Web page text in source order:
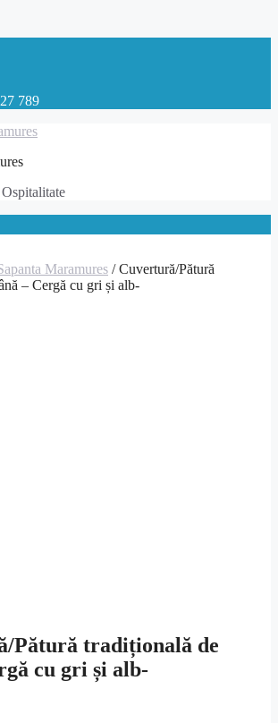
789
Maramures / Cuvertură/Pătură
– Cergă cu gri și alb-
Pătură tradițională de
cu gri și alb-